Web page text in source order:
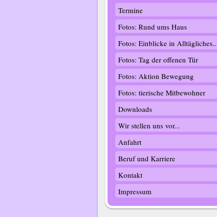
Termine
Fotos: Rund ums Haus
Fotos: Einblicke in
Fotos: Tag der offenen Tür
Fotos: Aktion Bewegung
Fotos: tierische Mitbewohner
Downloads
Wir stellen uns vor...
Anfahrt
Beruf und Karriere
Kontakt
Impressum